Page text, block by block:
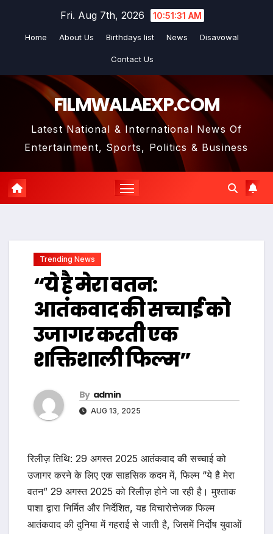
Fri. Aug 7th, 2026 10:51:32 AM
Home About Us Birthdays list News Disavowal
Contact Us
FILMWALAEXP.COM
Latest National & International News Of
Entertainment, Sports, Politics & Business
Trending News
“ये है मेरा वतन:
आतंकवाद की सच्चाई को
उजागर करती एक
शक्तिशाली फिल्म”
By admin
AUG 13, 2025
रिलीज़ तिथि: 29 अगस्त 2025 आतंकवाद की सच्चाई को
उजागर करने के लिए एक साहसिक कदम में, फिल्म “ये है मेरा
वतन” 29 अगस्त 2025 को रिलीज़ होने जा रही है। मुश्ताक
पाशा द्वारा निर्मित और निर्देशित, यह विचारोत्तेजक फिल्म
आतंकवाद की दुनिया में गहराई से जाती है, जिसमें निर्दोष युवाओं